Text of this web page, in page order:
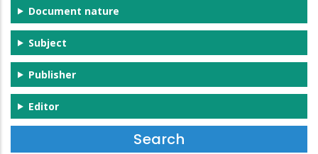
Document nature
Subject
Publisher
Editor